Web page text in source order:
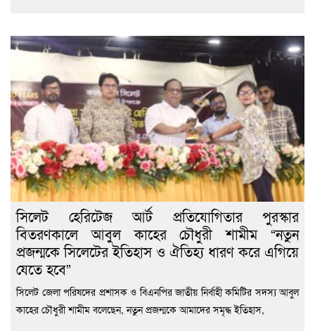
সিলেট হেরিটেজ আর্ট প্রতিযোগিতার পুরস্কার
বিতরণকালে আবুল কাহের চৌধুরী শামীম “নতুন
প্রজন্মকে সিলেটের ইতিহাস ও ঐতিহ্য ধারণ করে এগিয়ে
যেতে হবে”
সিলেট জেলা পরিষদের প্রশাসক ও বিএনপির জাতীয় নির্বাহী কমিটির সদস্য আবুল
কাহের চৌধুরী শামীম বলেছেন, নতুন প্রজন্মকে আমাদের সমৃদ্ধ ইতিহাস,